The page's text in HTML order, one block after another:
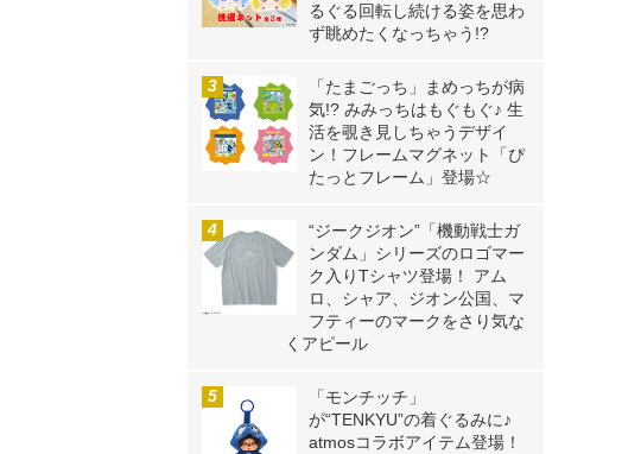
るぐる回転し続ける姿を思わ
ず眺めたくなっちゃう!?
「たまごっち」まめっちが病
気!? みみっちはもぐもぐ♪ 生
活を覗き見しちゃうデザイ
ン！フレームマグネット「ぴ
たっとフレーム」登場☆
“ジークジオン”「機動戦士ガ
ンダム」シリーズのロゴマー
ク入りTシャツ登場！ アム
ロ、シャア、ジオン公国、マ
フティーのマークをさり気な
くアピール
「モンチッチ」
が“TENKYU”の着ぐるみに♪
atmosコラボアイテム登場！